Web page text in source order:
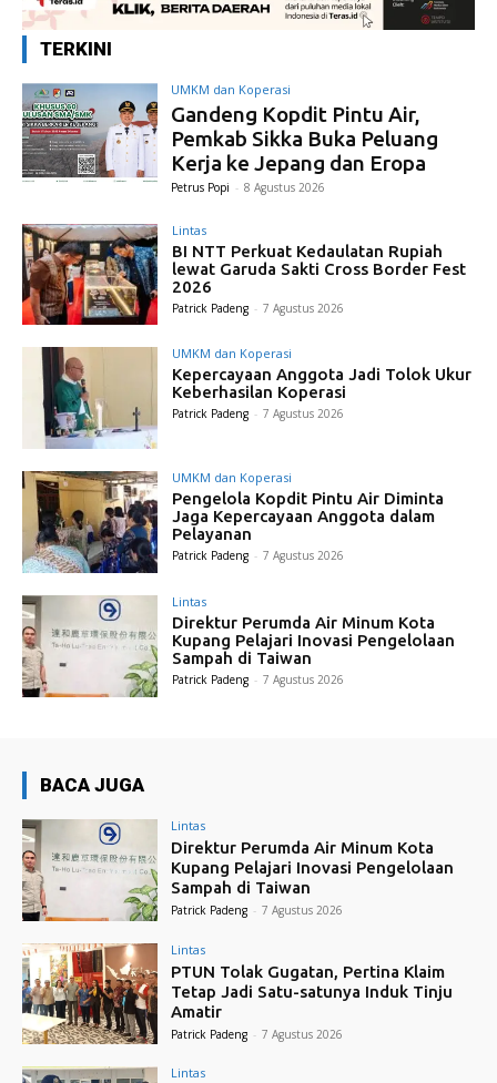
TERKINI
UMKM dan Koperasi
Gandeng Kopdit Pintu Air,
Pemkab Sikka Buka Peluang
Kerja ke Jepang dan Eropa
Petrus Popi - 8 Agustus 2026
Lintas
BI NTT Perkuat Kedaulatan Rupiah
lewat Garuda Sakti Cross Border Fest
2026
Patrick Padeng - 7 Agustus 2026
UMKM dan Koperasi
Kepercayaan Anggota Jadi Tolok Ukur
Keberhasilan Koperasi
Patrick Padeng - 7 Agustus 2026
UMKM dan Koperasi
Pengelola Kopdit Pintu Air Diminta
Jaga Kepercayaan Anggota dalam
Pelayanan
Patrick Padeng - 7 Agustus 2026
Lintas
Direktur Perumda Air Minum Kota
Kupang Pelajari Inovasi Pengelolaan
Sampah di Taiwan
Patrick Padeng - 7 Agustus 2026
BACA JUGA
Lintas
Direktur Perumda Air Minum Kota
Kupang Pelajari Inovasi Pengelolaan
Sampah di Taiwan
Patrick Padeng - 7 Agustus 2026
Lintas
PTUN Tolak Gugatan, Pertina Klaim
Tetap Jadi Satu-satunya Induk Tinju
Amatir
Patrick Padeng - 7 Agustus 2026
Lintas